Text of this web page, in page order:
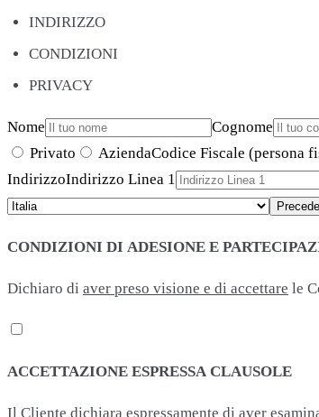
INDIRIZZO
CONDIZIONI
PRIVACY
Nome Cognome
Privato
AziendaCodice Fiscale (persona
IndirizzoIndirizzo Linea 1
CONDIZIONI DI ADESIONE E
Dichiaro di aver preso visione e di accettare le
ACCETTAZIONE ESPRESSA CLAUSOLE
Il Cliente dichiara espressamente di aver